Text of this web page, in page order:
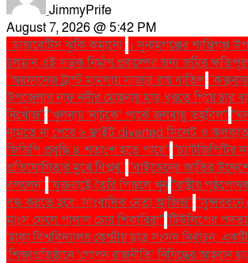
JimmyPrife
August 7, 2026 @ 5:42 PM
. ডায়াবেটিস ঝুঁকি কমানো: । সুনামগঞ্জের শান্তিগঞ্জ
চলমান এই সড়ক নির্মাণ প্রকল্পের জন্য জমির
''অরফানেজ ট্রাস্ট মামলায় সাজার রায় বাতিল
উপজেলার নাফ নদীর মোহনায় মাছ ধরতে গিয়ে চার
নিখোঁজ'' ''খুলনায় ‘নাটুকে’ পার্কে জলবায়ু তহবিল''
নামতে না পেরে ৬ ফ্লাইট diverted সিলেট ও
জিডিপি প্রবৃদ্ধি ৪ শতাংশ হতে পারে'' ''চ্যাটজিপিটির
প্রতিযোগিতার মুখে বিপ্লব'' ''বাইডেনের জাতির
বললেন'' ''যুক্তরাষ্ট্রে তৈরি পিস্তলে খুন''রাষ্ট্রীয়
বন্ধ করতে হবে: সাংবাদিক নেতা আজিজ" ''সুন্দরবনে
মাংস ফেলে পালাল চোর শিকারিরা'' 'টিউলিপের
'ঢাকা বিশ্ববিদ্যালয় কেন্দ্রীয় ছাত্র সংসদ নির্বাচন:
'শিক্ষাপ্রতিষ্ঠানে ‘গোপন রাজনীতি’ নিষিদ্ধের আহ্বান